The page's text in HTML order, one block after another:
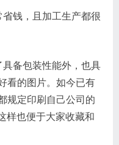
钱，且加工生产都很
备包装性能外，也具
看的图片。如今已有
规定印刷自己公司的
样也便于大家收藏和